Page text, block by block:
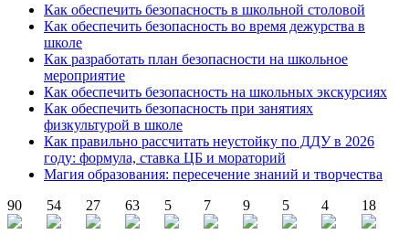
Как обеспечить безопасность в школьной столовой
Как обеспечить безопасность во время дежурства в
школе
Как разработать план безопасности на школьное
мероприятие
Как обеспечить безопасность на школьных экскурсиях
Как обеспечить безопасность при занятиях
физкультурой в школе
Как правильно рассчитать неустойку по ДДУ в 2026
году: формула, ставка ЦБ и мораторий
Магия образования: пересечение знаний и творчества
90
54 27 63 5 7 9 5 4 18